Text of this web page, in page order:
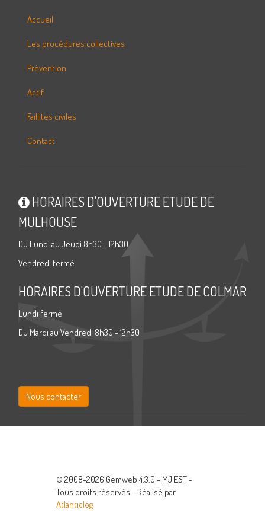
Accueil
Les procédures collectives
Prévention
Actif
Faillites civiles
Contact
HORAIRES D'OUVERTURE ETUDE DE
MULHOUSE
Du Lundi au Jeudi 8h30 - 12h30
Vendredi fermé
HORAIRES D'OUVERTURE ETUDE DE COLMAR
Lundi fermé
Du Mardi au Vendredi 8h30 - 12h30
Nous contacter
© 2008-2026 Gemweb 4.3.0 - MJ EST -
Tous droits réservés - Réalisé par
Atlanticlog